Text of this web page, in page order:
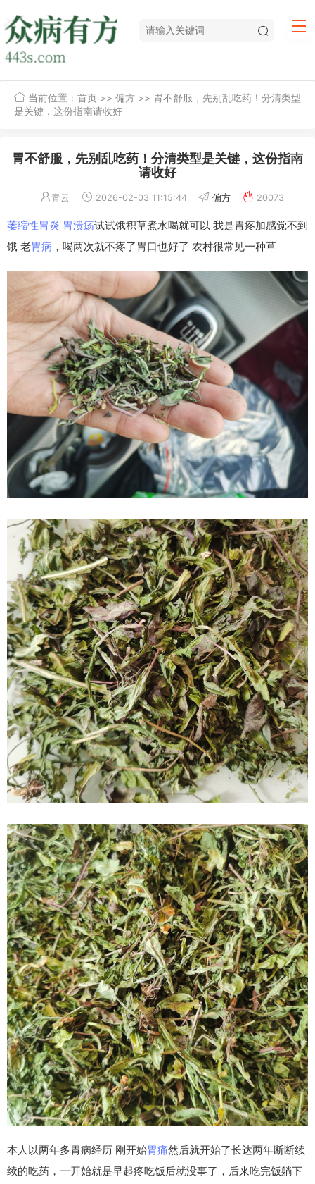
当前位置： 首页 >> 偏方 >> 胃不舒服，先别乱吃药！分清类型
是关键，这份指南请收好
胃不舒服，先别乱吃药！分清类型是关键，这份指南
请收好
青云 2026-02-03 11:15:44 偏方 20073
萎缩性胃炎 胃溃疡试试饿积草煮水喝就可以 我是胃疼加感觉不到
饿 老胃病 ，喝两次就不疼了胃口也好了 农村很常见一种草
本人以两年多胃病经历 刚开始胃痛然后就开始了长达两年断断续
续的吃药，一开始就是早起疼吃饭后就没事了，后来吃完饭躺下